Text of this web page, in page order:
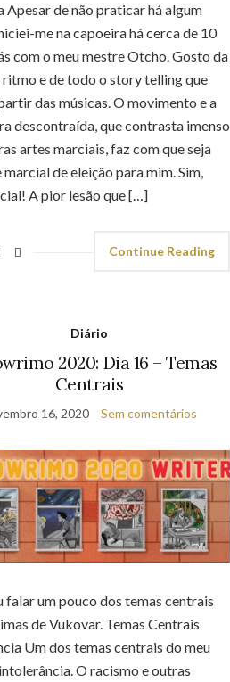
Apesar de não praticar há algum
me na capoeira há cerca de 10
com o meu mestre Otcho. Gosto da
e de todo o story telling que
das músicas. O movimento e a
descontraída, que contrasta imenso
artes marciais, faz com que seja
marcial de eleição para mim. Sim,
A pior lesão que […]
Continue Reading
Diário
2020: Dia 16 – Temas
Centrais
16, 2020 Sem comentários
falar um pouco dos temas centrais
de Vukovar. Temas Centrais
Um dos temas centrais do meu
O racismo e outras